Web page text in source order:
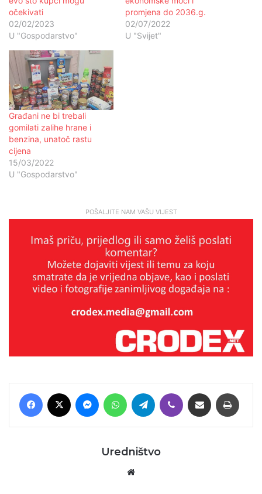
očekivati
02/02/2023
U "Gospodarstvo"
promjena do 2036.g.
02/07/2022
U "Svijet"
Građani ne bi trebali
gomilati zalihe hrane i
benzina, unatoč rastu
cijena
15/03/2022
U "Gospodarstvo"
POŠALJITE NAM VAŠU VIJEST
Facebook MessengerWhatsAppTelegram Viber Podijeli putem E-maila
Uredništvo